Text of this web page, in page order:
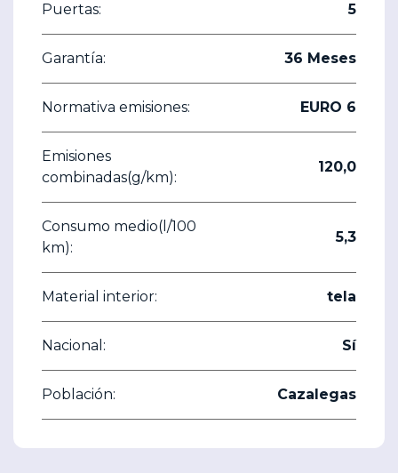
Puertas: 5
Garantía: 36 Meses
Normativa emisiones: EURO 6
Emisiones
combinadas(g/km):
120,0
Consumo medio(l/100
km):
5,3
Material interior: tela
Nacional: Sí
Población: Cazalegas